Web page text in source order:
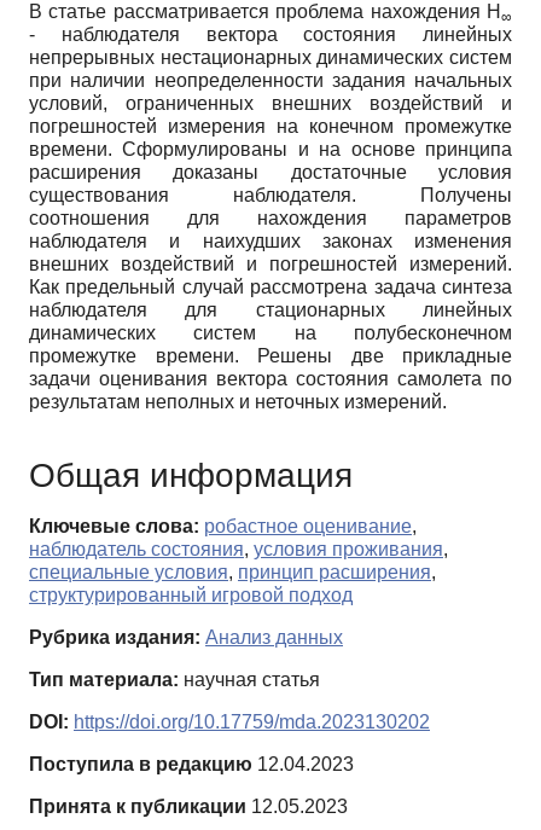
В статье рассматривается проблема нахождения Н ∞
- наблюдателя вектора состояния линейных
непрерывных нестационарных динамических систем
при наличии неопределенности задания начальных
условий, ограниченных внешних воздействий и
погрешностей измерения на конечном промежутке
времени. Сформулированы и на основе принципа
расширения доказаны достаточные условия
существования наблюдателя. Получены
соотношения для нахождения параметров
наблюдателя и наихудших законах изменения
внешних воздействий и погрешностей измерений.
Как предельный случай рассмотрена задача синтеза
наблюдателя для стационарных линейных
динамических систем на полубесконечном
промежутке времени. Решены две прикладные
задачи оценивания вектора состояния самолета по
результатам неполных и неточных измерений.
Общая информация
Ключевые слова: робастное оценивание,
наблюдатель состояния, условия проживания,
специальные условия, принцип расширения,
структурированный игровой подход
Рубрика издания: Анализ данных
Тип материала: научная статья
DOI: https://doi.org/10.17759/mda.2023130202
Поступила в редакцию 12.04.2023
Принята к публикации 12.05.2023